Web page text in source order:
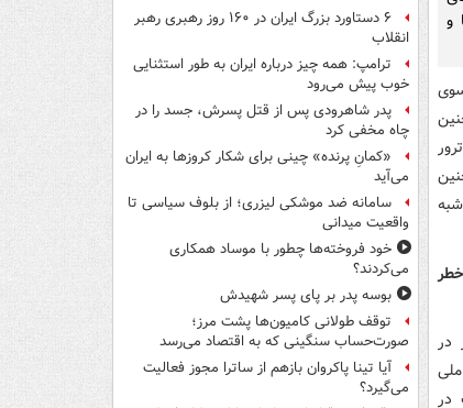
و
در
در
۶ دستاورد بزرگ ایران در ۱۶۰ روز رهبری رهبر
انقلاب
ترامپ: همه چیز درباره ایران به طور استثنایی
خوب پیش می‌رود
پدر شاهرودی پس از قتل پسرش، جسد را در
چاه مخفی کرد
«کمانِ پرنده» چینی برای شکار کروزها به ایران
می‌آید
سامانه ضد موشکی لیزری؛ از بلوف سیاسی تا
واقعیت میدانی
خود فروخته‌ها چطور با موساد همکاری
می‌کردند؟
بوسه‌ پدر بر پای پسر شهیدش
توقف طولانی کامیون‌ها پشت مرز؛
صورت‌حساب سنگینی که به اقتصاد می‌رسد
آیا تینا پاکروان بازهم از ساترا مجوز فعالیت
می‌گیرد؟